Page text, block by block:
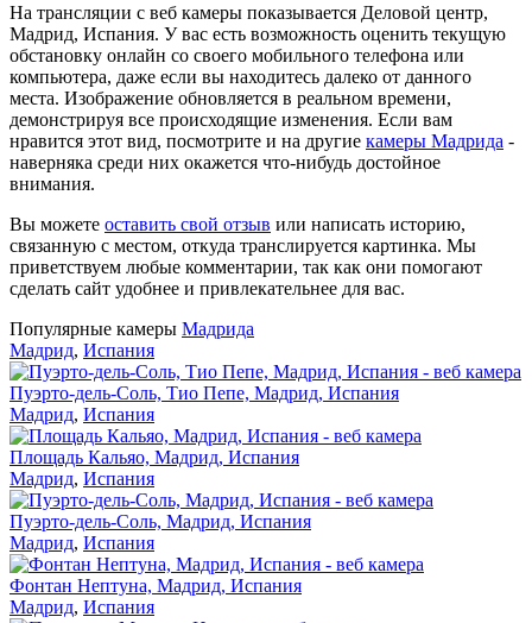
На трансляции с веб камеры показывается Деловой центр,
Мадрид, Испания. У вас есть возможность оценить текущую
обстановку онлайн со своего мобильного телефона или
компьютера, даже если вы находитесь далеко от данного
места. Изображение обновляется в реальном времени,
демонстрируя все происходящие изменения. Если вам
нравится этот вид, посмотрите и на другие камеры Мадрида -
наверняка среди них окажется что-нибудь достойное
внимания.
Вы можете оставить свой отзыв или написать историю,
связанную с местом, откуда транслируется картинка. Мы
приветствуем любые комментарии, так как они помогают
сделать сайт удобнее и привлекательнее для вас.
Популярные камеры Мадрида
Мадрид, Испания
Пуэрто-дель-Соль, Тио Пепе, Мадрид, Испания
Мадрид, Испания
Площадь Кальяо, Мадрид, Испания
Мадрид, Испания
Пуэрто-дель-Соль, Мадрид, Испания
Мадрид, Испания
Фонтан Нептуна, Мадрид, Испания
Мадрид, Испания